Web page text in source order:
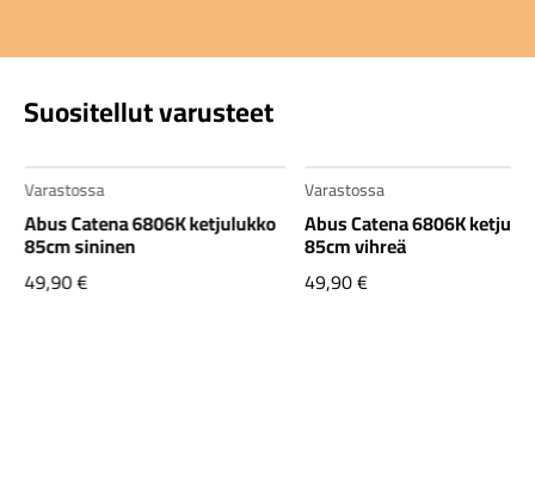
Suositellut varusteet
Varastossa
Abus Catena 6806K ketjulukko
85cm sininen
49,90€
Varastossa
Abus Catena 6806K
85cm vihreä
49,90€